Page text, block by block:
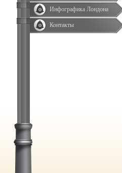
Инфографика Лондона
Контакты